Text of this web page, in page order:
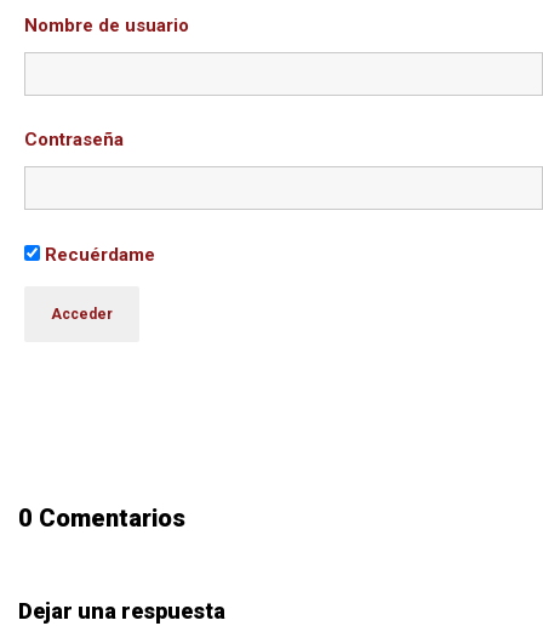
Nombre de usuario
Contraseña
Recuérdame
0 Comentarios
Dejar una respuesta